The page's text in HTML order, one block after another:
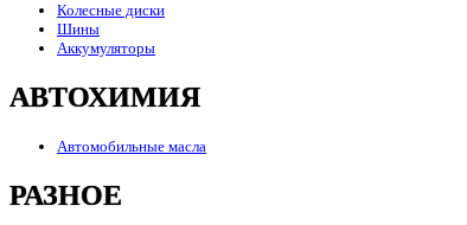
Колесные диски
Шины
Аккумуляторы
АВТОХИМИЯ
Автомобильные масла
РАЗНОЕ